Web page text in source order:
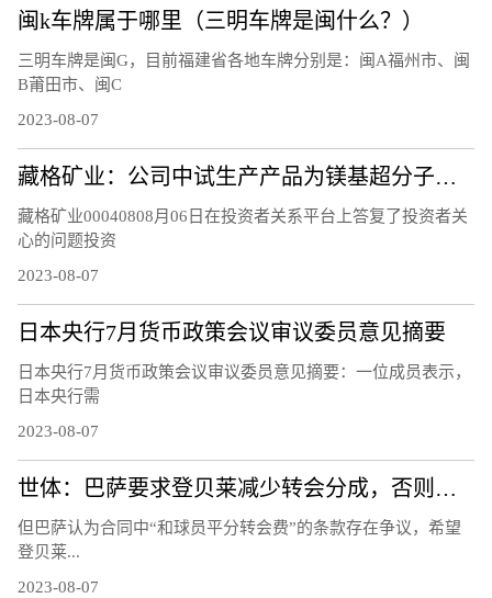
闽k车牌属于哪里（三明车牌是闽什么？）
三明车牌是闽G，目前福建省各地车牌分别是：闽A福州市、闽
B莆田市、闽C
2023-08-07
藏格矿业：公司中试生产产品为镁基超分子层状结构功能材料，不是镁基超导新材料，不含硼元素
藏格矿业00040808月06日在投资者关系平台上答复了投资者关
心的问题投资
2023-08-07
日本央行7月货币政策会议审议委员意见摘要
日本央行7月货币政策会议审议委员意见摘要：一位成员表示，
日本央行需
2023-08-07
世体：巴萨要求登贝莱减少转会分成，否则能将他“扣留”至21日
但巴萨认为合同中“和球员平分转会费”的条款存在争议，希望
登贝莱...
2023-08-07